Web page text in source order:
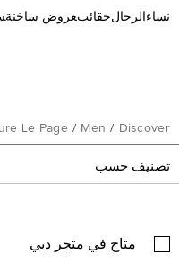
نساء الرجالحقائب‍عروض ساخنة
Discover
/
Men
/
Le Page
تصنيف حسب
متاح في متجر دبي